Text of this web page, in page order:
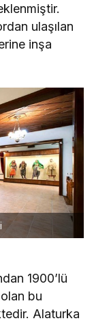
ulaşılan
inşa
1900’lü
bu
Alaturka